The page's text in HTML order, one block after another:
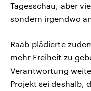
Tagesschau, aber
sondern irgendwo
Raab plädierte
mehr Freiheit zu
Verantwortung
Projekt sei deshalb,